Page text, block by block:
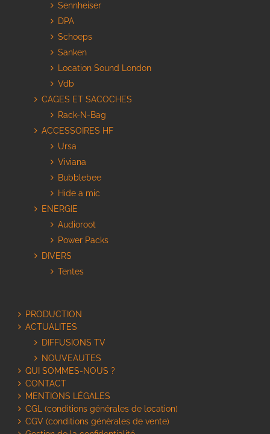
Sennheiser
DPA
Schoeps
Sanken
Location Sound London
Vdb
CAGES ET SACOCHES
Rack-N-Bag
ACCESSOIRES HF
Ursa
Viviana
Bubblebee
Hide a mic
ENERGIE
Audioroot
Power Packs
DIVERS
Tentes
PRODUCTION
ACTUALITES
DIFFUSIONS TV
NOUVEAUTES
QUI SOMMES-NOUS ?
CONTACT
MENTIONS LÉGALES
CGL (conditions générales de location)
CGV (conditions générales de vente)